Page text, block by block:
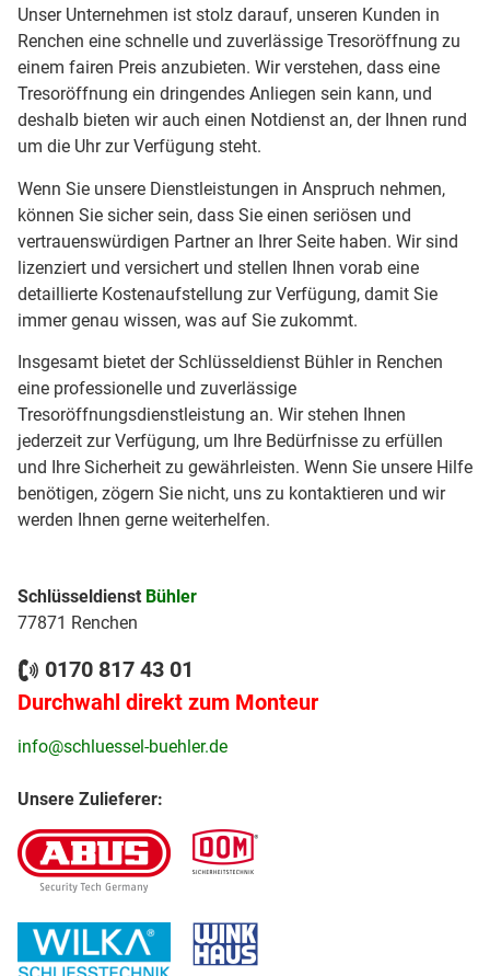
Unser Unternehmen ist stolz darauf, unseren Kunden in
Renchen eine schnelle und zuverlässige Tresoröffnung zu
einem fairen Preis anzubieten. Wir verstehen, dass eine
Tresoröffnung ein dringendes Anliegen sein kann, und
deshalb bieten wir auch einen Notdienst an, der Ihnen rund
um die Uhr zur Verfügung steht.
Wenn Sie unsere Dienstleistungen in Anspruch nehmen,
können Sie sicher sein, dass Sie einen seriösen und
vertrauenswürdigen Partner an Ihrer Seite haben. Wir sind
lizenziert und versichert und stellen Ihnen vorab eine
detaillierte Kostenaufstellung zur Verfügung, damit Sie
immer genau wissen, was auf Sie zukommt.
Insgesamt bietet der Schlüsseldienst Bühler in Renchen
eine professionelle und zuverlässige
Tresoröffnungsdienstleistung an. Wir stehen Ihnen
jederzeit zur Verfügung, um Ihre Bedürfnisse zu erfüllen
und Ihre Sicherheit zu gewährleisten. Wenn Sie unsere Hilfe
benötigen, zögern Sie nicht, uns zu kontaktieren und wir
werden Ihnen gerne weiterhelfen.
Schlüsseldienst Bühler
77871 Renchen
0170 817 43 01
Durchwahl direkt zum Monteur
info@schluessel-buehler.de
Unsere Zulieferer: